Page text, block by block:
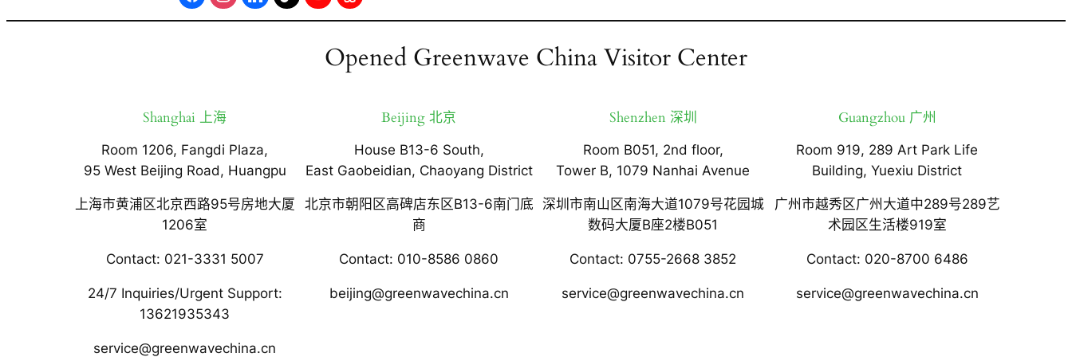
Opened Greenwave China Visitor Center
Shanghai 上海
Room 1206, Fangdi Plaza,
95 West Beijing Road, Huangpu
上海市黄浦区北京西路95号房地大厦
1206室
Contact: 021-3331 5007
24/7 Inquiries/Urgent Support:
13621935343
service@greenwavechina.cn
Beijing 北京
House B13-6 South,
East Gaobeidian, Chaoyang District
北京市朝阳区高碑店东区B13-6南门底
商
Contact: 010-8586 0860
beijing@greenwavechina.cn
Shenzhen 深圳
Room B051, 2nd floor,
Tower B, 1079 Nanhai Avenue
深圳市南山区南海大道1079号花园城
数码大厦B座2楼B051
Contact: 0755-2668 3852
service@greenwavechina.cn
Guangzhou 广州
Room 919, 289 Art Park Life
Building, Yuexiu District
广州市越秀区广州大道中289号289艺
术园区生活楼919室
Contact: 020-8700 6486
service@greenwavechina.cn